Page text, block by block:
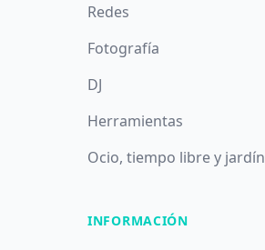
Redes
Fotografía
DJ
Herramientas
Ocio, tiempo libre y jardín
INFORMACIÓN